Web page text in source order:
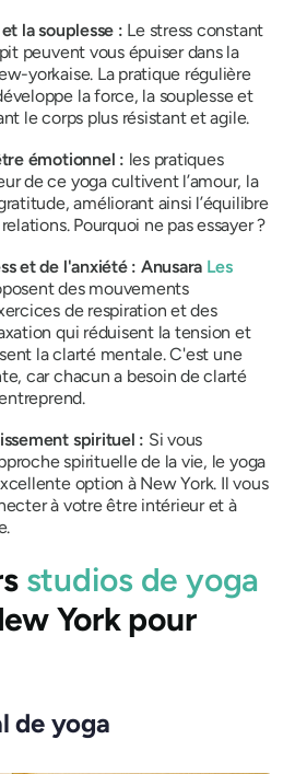
la souplesse : Le stress constant
peuvent vous épuiser dans la
yorkaise. La pratique régulière
la force, la souplesse et
le corps plus résistant et agile.
émotionnel : les pratiques
de ce yoga cultivent l’amour, la
améliorant ainsi l’équilibre
Pourquoi ne pas essayer ?
et de l'anxiété : Anusara Les
des mouvements
de respiration et des
qui réduisent la tension et
la clarté mentale. C'est une
car chacun a besoin de clarté
spirituel : Si vous
spirituelle de la vie, le yoga
option à New York. Il vous
à votre être intérieur et à
studios de yoga
York pour
de yoga